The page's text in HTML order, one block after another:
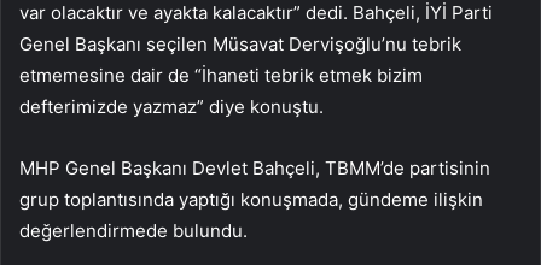
var olacaktır ve ayakta kalacaktır” dedi. Bahçeli, İYİ Parti
Genel Başkanı seçilen Müsavat Dervişoğlu’nu tebrik
etmemesine dair de “İhaneti tebrik etmek bizim
defterimizde yazmaz” diye konuştu.
MHP Genel Başkanı Devlet Bahçeli, TBMM’de partisinin
grup toplantısında yaptığı konuşmada, gündeme ilişkin
değerlendirmede bulundu.